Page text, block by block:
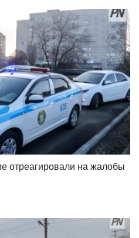
отреагировали на жалобы